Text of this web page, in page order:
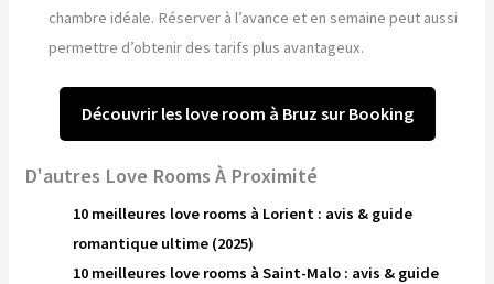
chambre idéale. Réserver à l’avance et en semaine peut aussi
permettre d’obtenir des tarifs plus avantageux.
Découvrir les love room à Bruz sur Booking
D'autres Love Rooms À Proximité
10 meilleures love rooms à Lorient : avis & guide
romantique ultime (2025)
10 meilleures love rooms à Saint-Malo : avis & guide